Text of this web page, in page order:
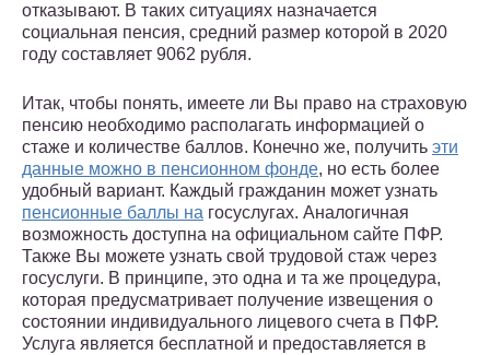
отказывают. В таких ситуациях назначается
социальная пенсия, средний размер которой в 2020
году составляет 9062 рубля.
Итак, чтобы понять, имеете ли Вы право на страховую
пенсию необходимо располагать информацией о
стаже и количестве баллов. Конечно же, получить эти
данные можно в пенсионном фонде, но есть более
удобный вариант. Каждый гражданин может узнать
пенсионные баллы на госуслугах. Аналогичная
возможность доступна на официальном сайте ПФР.
Также Вы можете узнать свой трудовой стаж через
госуслуги. В принципе, это одна и та же процедура,
которая предусматривает получение извещения о
состоянии индивидуального лицевого счета в ПФР.
Услуга является бесплатной и предоставляется в